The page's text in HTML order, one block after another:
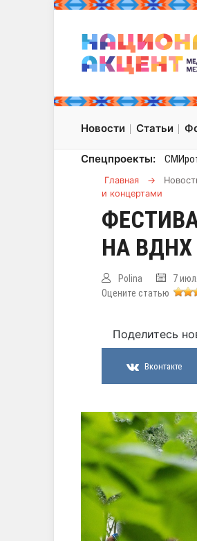
Новости Статьи
Спецпроекты:
Главная →
и концертами
НА
Polina 7
Оцените статью
Поделитесь
Вконтакте